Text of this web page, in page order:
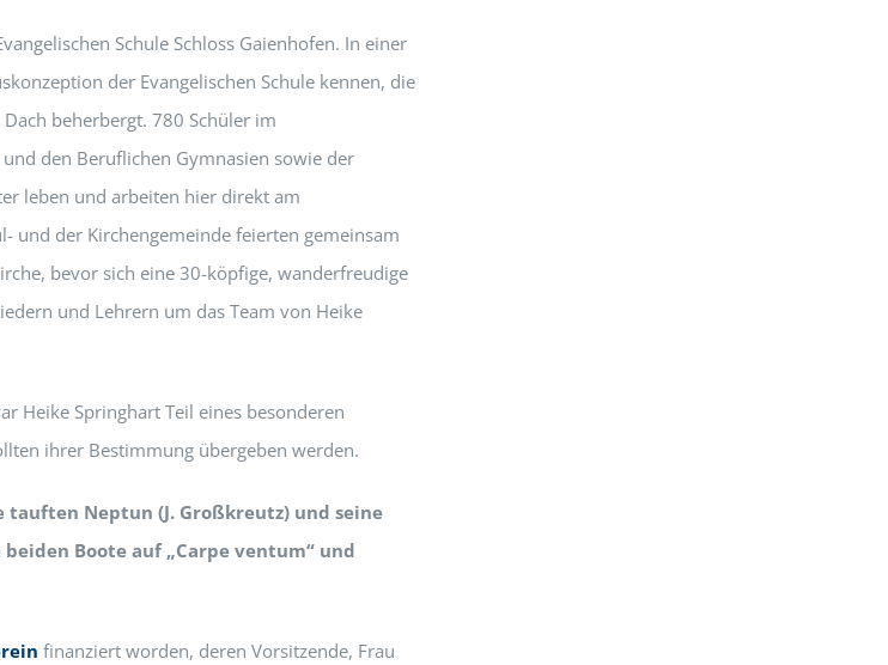
Schule Schloss Gaienhofen. In einer
der Evangelischen Schule kennen, die
beherbergt. 780 Schüler im
den Beruflichen Gymnasien sowie der
leben und arbeiten hier direkt am
und der Kirchengemeinde feierten gemeinsam
bevor sich eine 30-köpfige, wanderfreudige
und Lehrern um das Team von Heike
Heike Springhart Teil eines besonderen
ihrer Bestimmung übergeben werden.
tauften Neptun (J. Großkreutz) und seine
Boote auf „Carpe ventum“ und
finanziert worden, deren Vorsitzende, Frau